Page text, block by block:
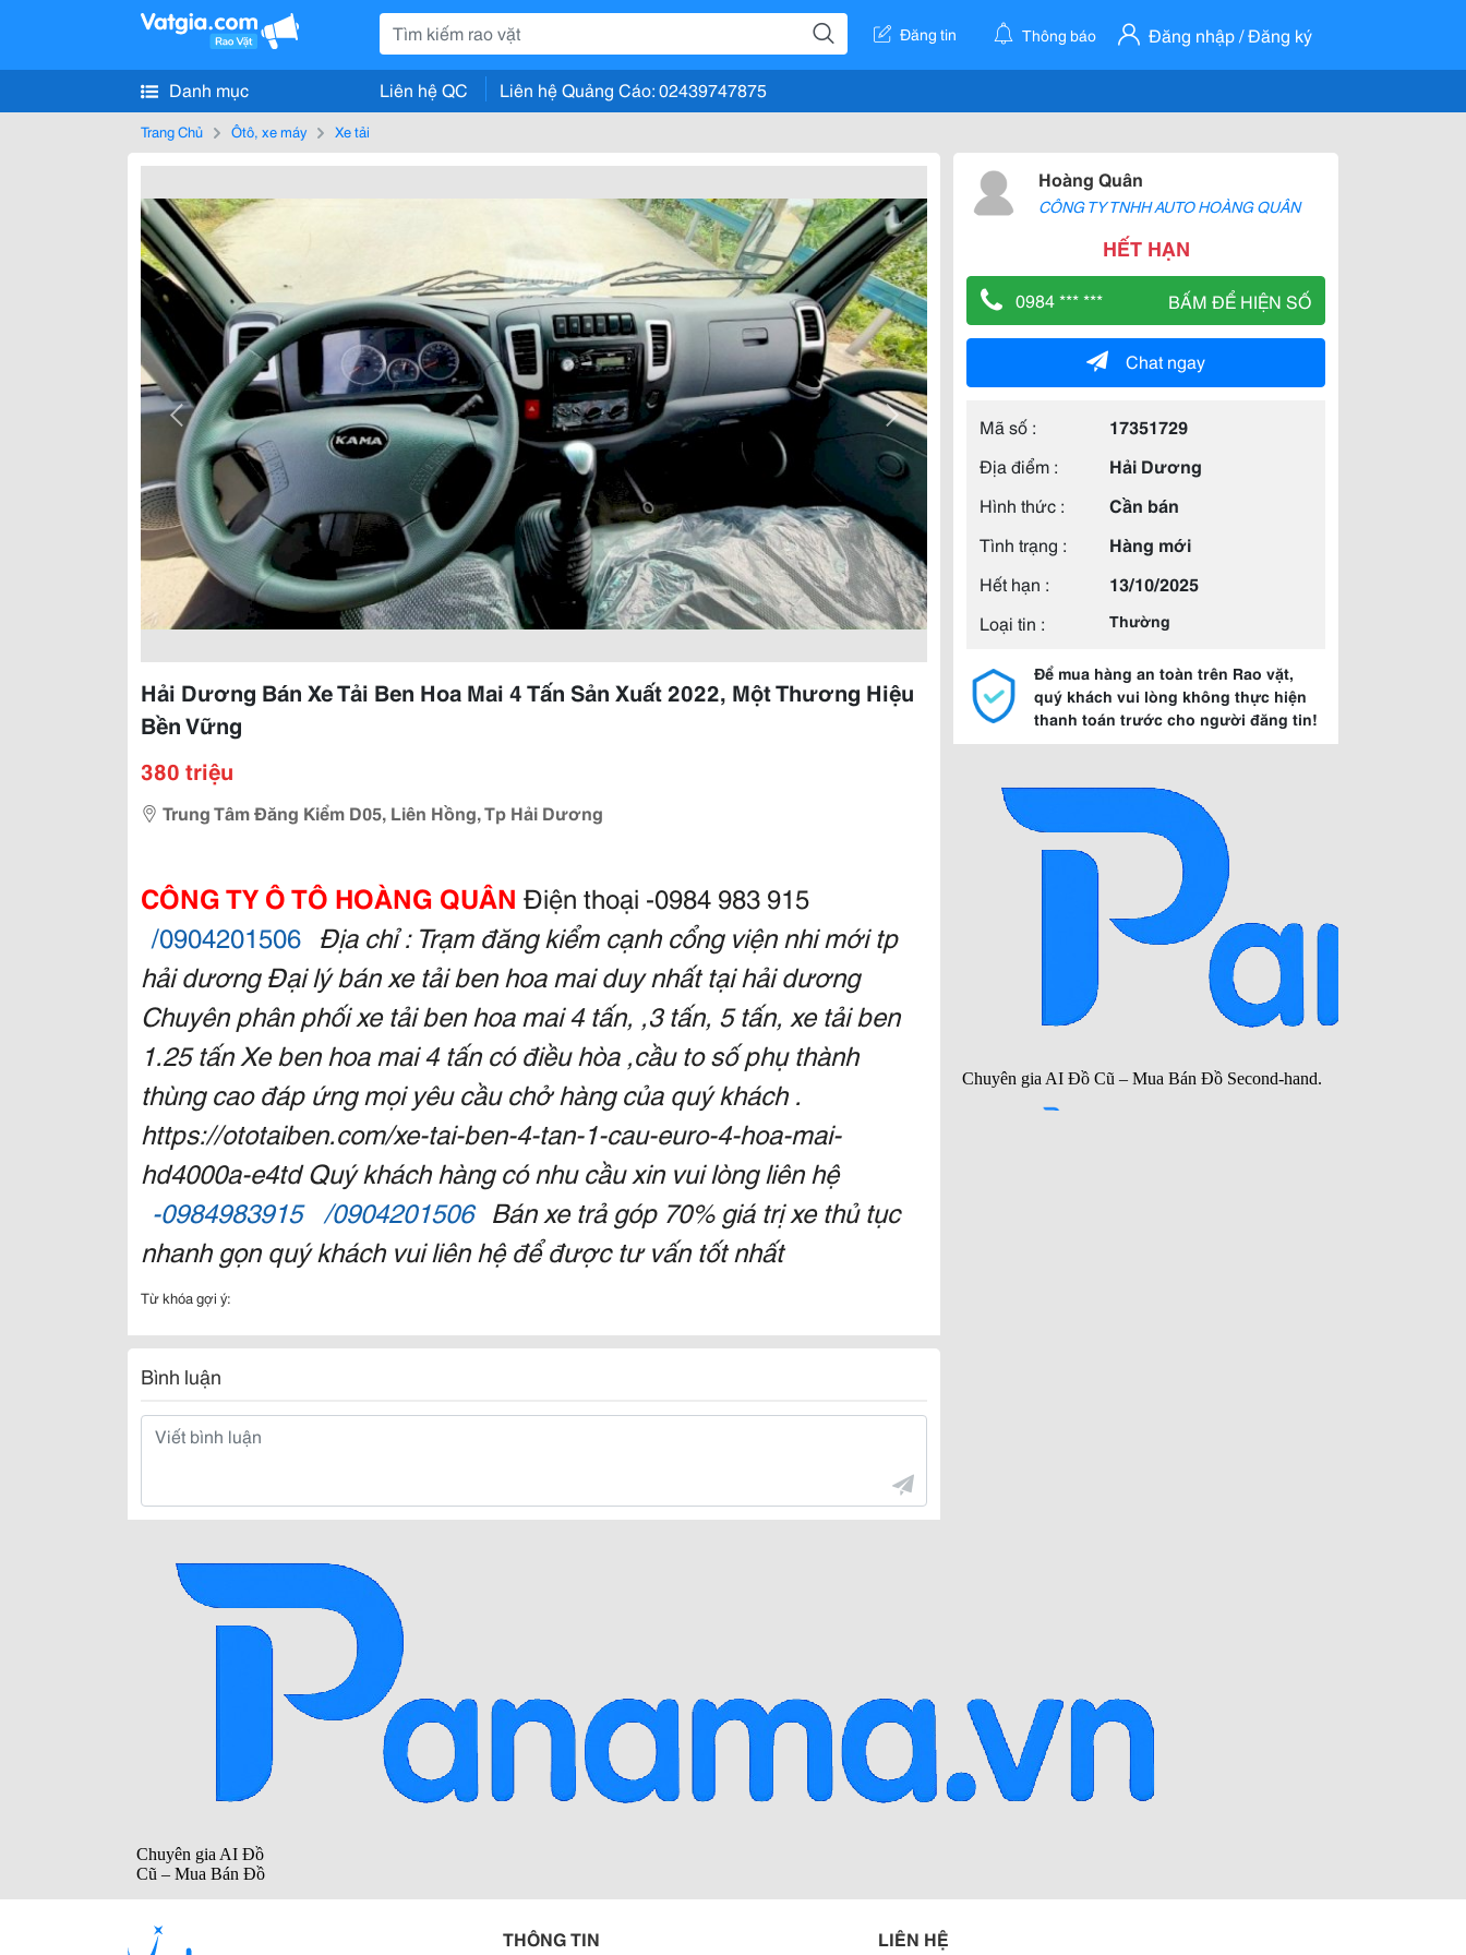
Đăng tin Thông báo Đăng nhập / Đăng ký
Danh mục Liên hệ QC Liên hệ Quảng Cáo: 02439747875
Trang Chủ Ôtô, xe máy Xe tải
Hải Dương Bán Xe Tải Ben Hoa Mai 4 Tấn Sản Xuất 2022, Một Thương Hiệu
Bền Vững
380 triệu
Trung Tâm Đăng Kiểm D05, Liên Hồng, Tp Hải Dương
CÔNG TY Ô TÔ HOÀNG QUÂN Điện thoại -0984 983 915
/0904201506 Địa chỉ : Trạm đăng kiểm cạnh cổng viện nhi mới tp
hải dương Đại lý bán xe tải ben hoa mai duy nhất tại hải dương
Chuyên phân phối xe tải ben hoa mai 4 tấn, ,3 tấn, 5 tấn, xe tải ben
1.25 tấn Xe ben hoa mai 4 tấn có điều hòa ,cầu to số phụ thành
thùng cao đáp ứng mọi yêu cầu chở hàng của quý khách .
https://ototaiben.com/xe-tai-ben-4-tan-1-cau-euro-4-hoa-mai-
hd4000a-e4td Quý khách hàng có nhu cầu xin vui lòng liên hệ
-0984983915 /0904201506 Bán xe trả góp 70% giá trị xe thủ tục
nhanh gọn quý khách vui liên hệ để được tư vấn tốt nhất
Từ khóa gợi ý:
Bình luận
Hoàng Quân
CÔNG TY TNHH AUTO HOÀNG QUÂN
HẾT HẠN
0984 *** *** BẤM ĐỂ HIỆN SỐ
Chat ngay
Mã số :
17351729
Địa điểm :
Hải Dương
Hình thức :
Cần bán
Tình trạng :
Hàng mới
Hết hạn :
13/10/2025
Loại tin :
Thường
Để mua hàng an toàn trên Rao vặt,
quý khách vui lòng không thực hiện
thanh toán trước cho người đăng tin!
THÔNG TIN LIÊN HỆ